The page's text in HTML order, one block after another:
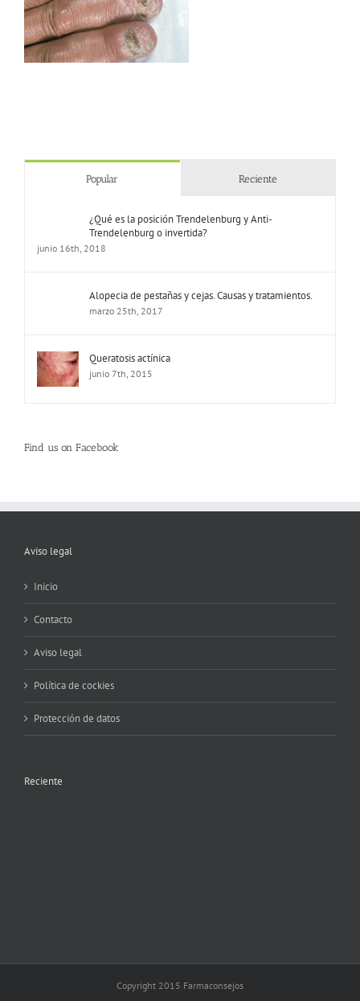
Popular Reciente
¿Qué es la posición Trendelenburg y Anti-
Trendelenburg o invertida?
junio 16th, 2018
Alopecia de pestañas y cejas. Causas y tratamientos.
marzo 25th, 2017
Queratosis actínica
junio 7th, 2015
Find us on Facebook
Aviso legal
Inicio
Contacto
Aviso legal
Política de cockies
Protección de datos
Reciente
Copyright 2015 Farmaconsejos